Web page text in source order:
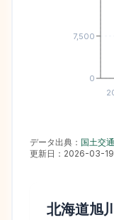
0
7,500
データ出典： 国土交
更新日： 2026-03-19
北海道旭